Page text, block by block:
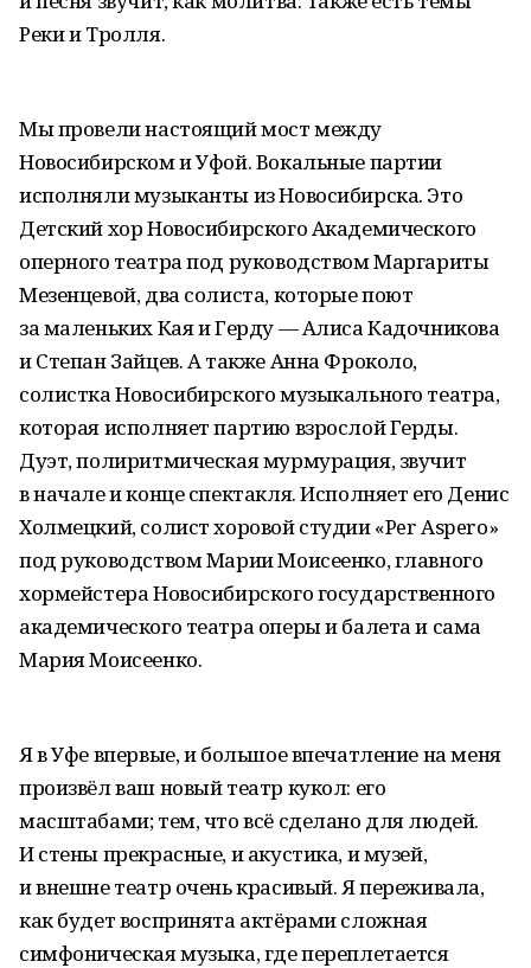
Реки и Тролля.
Мы провели настоящий мост между
Новосибирском и Уфой. Вокальные партии
исполняли музыканты из Новосибирска. Это
Детский хор Новосибирского Академического
оперного театра под руководством Маргариты
Мезенцевой, два солиста, которые поют
за маленьких Кая и Герду — Алиса Кадочникова
и Степан Зайцев. А также Анна Фроколо,
солистка Новосибирского музыкального театра,
которая исполняет партию взрослой Герды.
Дуэт, полиритмическая мурмурация, звучит
в начале и конце спектакля. Исполняет его Денис
Холмецкий, солист хоровой студии «Per Aspero»
под руководством Марии Моисеенко, главного
хормейстера Новосибирского государственного
академического театра оперы и балета и сама
Мария Моисеенко.
Я в Уфе впервые, и большое впечатление на меня
произвёл ваш новый театр кукол: его
масштабами; тем, что всё сделано для людей.
И стены прекрасные, и акустика, и музей,
и внешне театр очень красивый. Я переживала,
как будет воспринята актёрами сложная
симфоническая музыка, где переплетается